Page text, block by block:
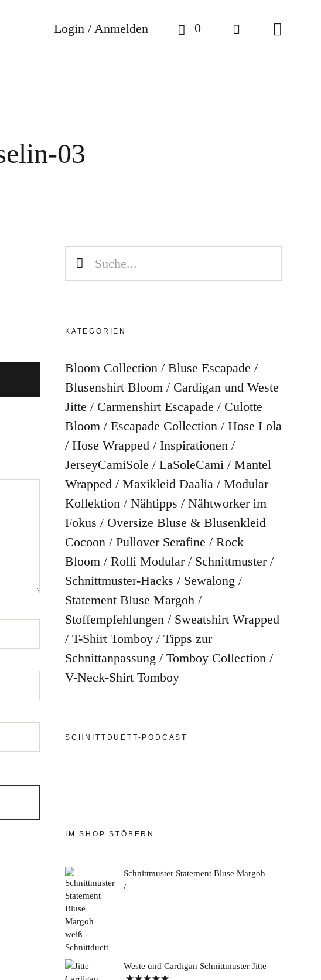
Login / Anmelden 0
03
KATEGORIEN
Bloom Collection
Bluse Escapade
Blusenshirt Bloom
Cardigan und Weste
Jitte
Carmenshirt Escapade
Culotte
Bloom
Escapade Collection
Hose Lola
Hose Wrapped
Inspirationen
JerseyCamiSole
LaSoleCami
Mantel
Wrapped
Maxikleid Daalia
Modular
Kollektion
Nähtipps
Nähtworker im
Fokus
Oversize Bluse & Blusenkleid
Cocoon
Pullover Serafine
Rock
Bloom
Rolli Modular
Schnittmuster
Schnittmuster-Hacks
Sewalong
Statement Bluse Margoh
Stoffempfehlungen
Sweatshirt Wrapped
T-Shirt Tomboy
Tipps zur
Schnittanpassung
Tomboy Collection
V-Neck-Shirt Tomboy
SCHNITTDUETT-PODCAST
IM SHOP STÖBERN
Schnittmuster Statement Bluse Margoh
Weste und Cardigan Schnittmuster Jitte